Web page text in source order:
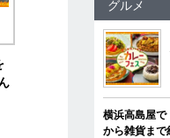
グルメ
横浜高島屋
から雑貨ま